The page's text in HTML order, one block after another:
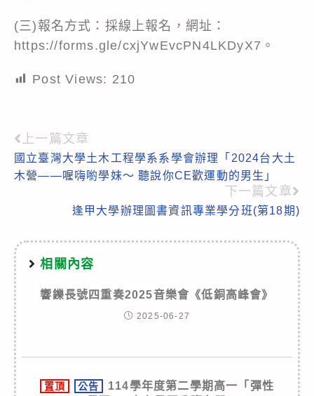
(三)報名方式：採線上報名，網址：
https://forms.gle/cxjYwEvcPN4LKDyX7。
Post Views: 210
Read
more
上一篇文章
國立臺灣大學土木工程學系系學會辦理「2024台大土
木營——喔嗨喲學妹～ 聽說你CE歡運動的男生」
下一篇文章
逢甲大學辦理圖書資訊專業學分班(第18期)
相關內容
響鑠長號四重奏2025音樂會《低銅高峰會》
2025-06-27
置頂 公告
114學年度第二學期高一「彈性